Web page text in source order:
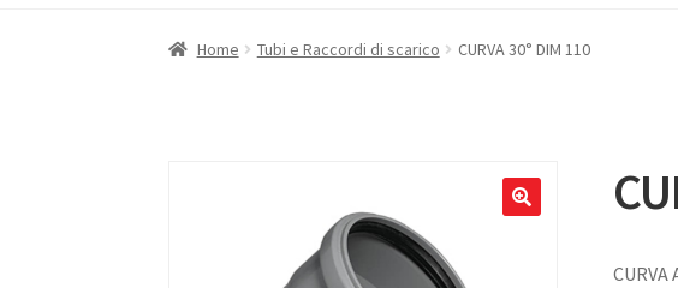
Home Tubi e Raccordi di scarico CURVA 30° DIM 110
CURVA